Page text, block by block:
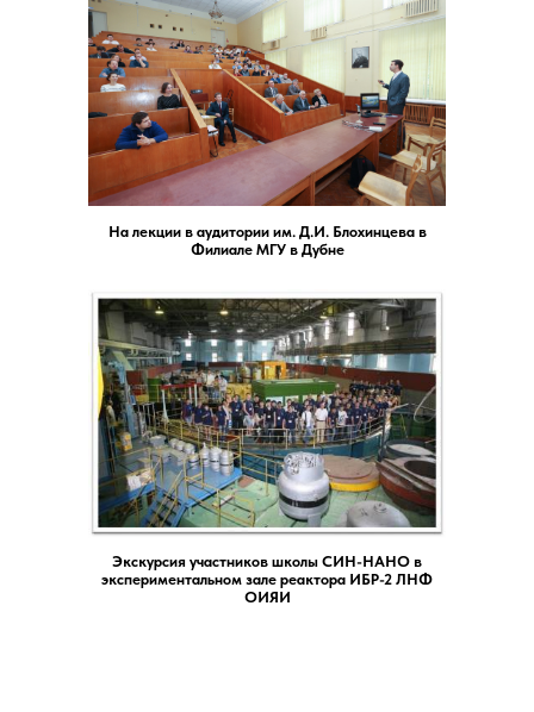
На лекции в аудитории им. Д.И. Блохинцева в
Филиале МГУ в Дубне
Экскурсия участников школы СИН-НАНО в
экспериментальном зале реактора ИБР-2 ЛНФ
ОИЯИ